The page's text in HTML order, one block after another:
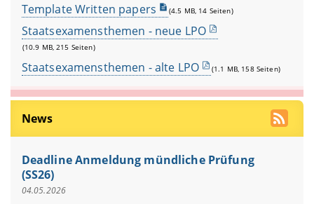
Template Written papers (4.5 MB, 14 Seiten)
Staatsexamensthemen - neue LPO
(10.9 MB, 215 Seiten)
Staatsexamensthemen - alte LPO (1.1 MB, 158 Seiten)
News
Deadline Anmeldung mündliche Prüfung
(SS26)
04.05.2026